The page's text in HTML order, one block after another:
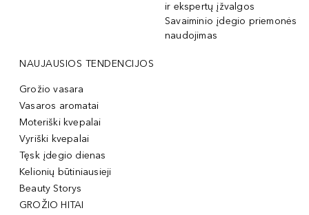
ir ekspertų įžvalgos
Savaiminio įdegio priemonės
naudojimas
NAUJAUSIOS TENDENCIJOS
Grožio vasara
Vasaros aromatai
Moteriški kvepalai
Vyriški kvepalai
Tęsk įdegio dienas
Kelionių būtiniausieji
Beauty Storys
GROŽIO HITAI